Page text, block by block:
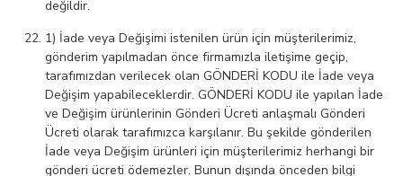
değildir.
1) İade veya Değişimi istenilen ürün için müşterilerimiz,
gönderim yapılmadan önce firmamızla iletişime geçip,
tarafımızdan verilecek olan GÖNDERİ KODU ile İade veya
Değişim yapabileceklerdir. GÖNDERİ KODU ile yapılan İade
ve Değişim ürünlerinin Gönderi Ücreti anlaşmalı Gönderi
Ücreti olarak tarafımızca karşılanır. Bu şekilde gönderilen
İade veya Değişim ürünleri için müşterilerimiz herhangi bir
gönderi ücreti ödemezler. Bunun dışında önceden bilgi